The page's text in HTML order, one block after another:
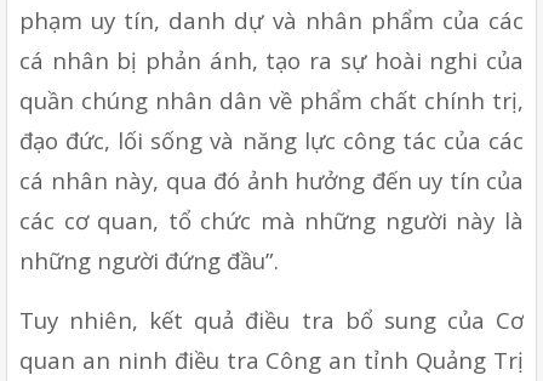
phạm uy tín, danh dự và nhân phẩm của các
cá nhân bị phản ánh, tạo ra sự hoài nghi của
quần chúng nhân dân về phẩm chất chính trị,
đạo đức, lối sống và năng lực công tác của các
cá nhân này, qua đó ảnh hưởng đến uy tín của
các cơ quan, tổ chức mà những người này là
những người đứng đầu”.
Tuy nhiên, kết quả điều tra bổ sung của Cơ
quan an ninh điều tra Công an tỉnh Quảng Trị